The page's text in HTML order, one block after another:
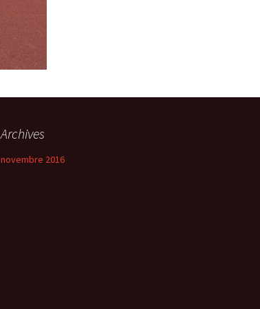
Archives
novembre 2016